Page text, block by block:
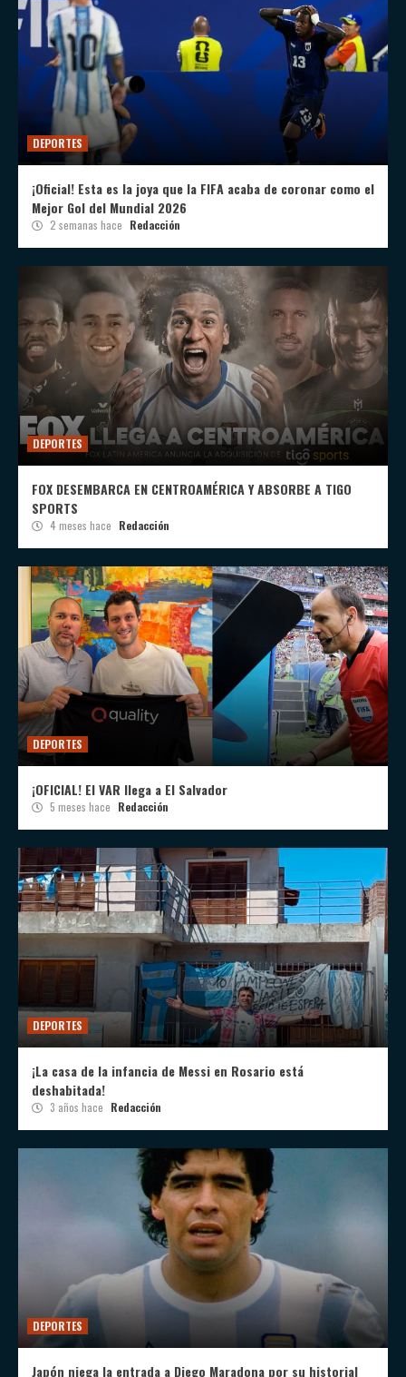
DEPORTES
¡Oficial! Esta es la joya que la FIFA acaba de coronar como el
Mejor Gol del Mundial 2026
2 semanas hace Redacción
DEPORTES
FOX DESEMBARCA EN CENTROAMÉRICA Y ABSORBE A TIGO
SPORTS
4 meses hace Redacción
DEPORTES
¡OFICIAL! El VAR llega a El Salvador
5 meses hace Redacción
DEPORTES
¡La casa de la infancia de Messi en Rosario está
deshabitada!
3 años hace Redacción
DEPORTES
Japón niega la entrada a Diego Maradona por su historial